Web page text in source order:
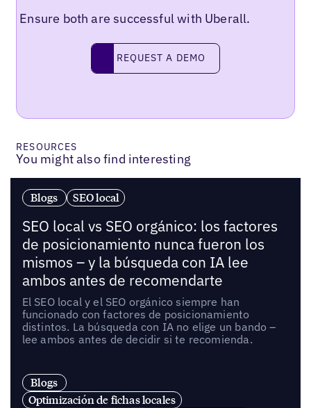
Ensure both are successful with Uberall.
Request a demo
REQUEST A DEMO
RESOURCES
You might also find interesting
Blogs SEO local
SEO local vs SEO orgánico: los factores
de posicionamiento nunca fueron los
mismos – y la búsqueda con IA lee
ambos antes de recomendarte
El SEO local y el SEO orgánico siempre han
funcionado con factores de posicionamiento
distintos. La búsqueda con IA no elige un bando –
lee ambos antes de decidir si te recomienda.
Blogs
Optimización de fichas locales